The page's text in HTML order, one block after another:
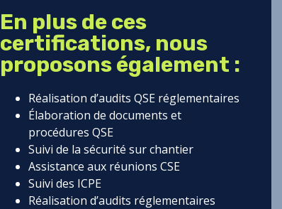
En plus de ces
certifications, nous
proposons également :
Réalisation d’audits QSE réglementaires
Élaboration de documents et
procédures QSE
Suivi de la sécurité sur chantier
Assistance aux réunions CSE
Suivi des ICPE
Réalisation d’audits réglementaires